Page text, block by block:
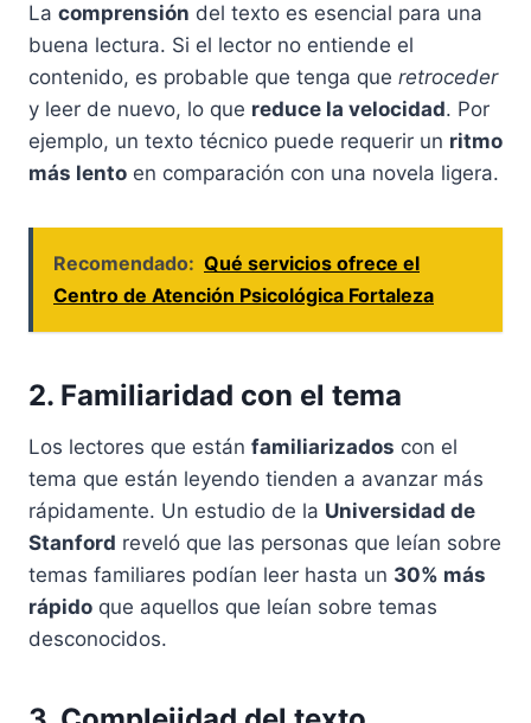
La comprensión del texto es esencial para una
buena lectura. Si el lector no entiende el
contenido, es probable que tenga que retroceder
y leer de nuevo, lo que reduce la velocidad. Por
ejemplo, un texto técnico puede requerir un ritmo
más lento en comparación con una novela ligera.
Recomendado: Qué servicios ofrece el
Centro de Atención Psicológica Fortaleza
2. Familiaridad con el tema
Los lectores que están familiarizados con el
tema que están leyendo tienden a avanzar más
rápidamente. Un estudio de la Universidad de
Stanford reveló que las personas que leían sobre
temas familiares podían leer hasta un 30% más
rápido que aquellos que leían sobre temas
desconocidos.